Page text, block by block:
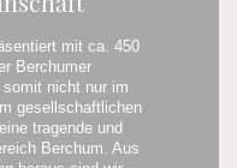
mit ca. 450
Berchumer
nicht nur im
gesellschaftlichen
tragende und
Berchum. Aus